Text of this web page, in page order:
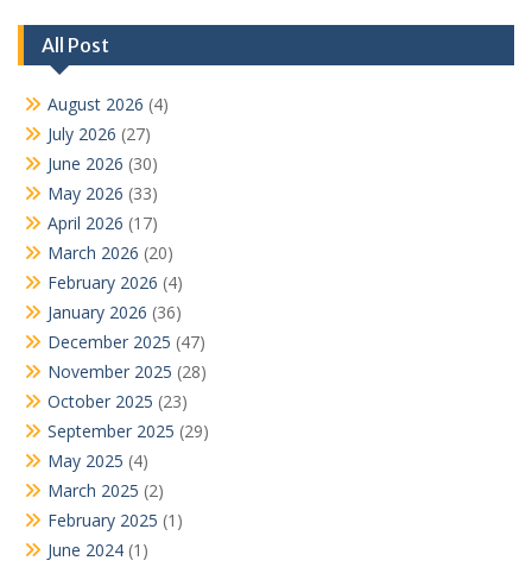
All Post
August 2026 (4)
July 2026 (27)
June 2026 (30)
May 2026 (33)
April 2026 (17)
March 2026 (20)
February 2026 (4)
January 2026 (36)
December 2025 (47)
November 2025 (28)
October 2025 (23)
September 2025 (29)
May 2025 (4)
March 2025 (2)
February 2025 (1)
June 2024 (1)